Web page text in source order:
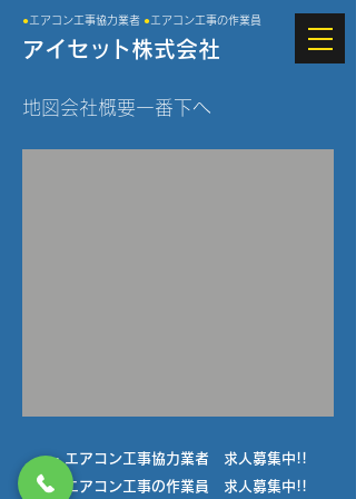
● エアコン工事協力業者 ● エアコン工事の作業員
アイセ ッ ト株式会社
​地図会社概要一番下へ
・エアコン工事協力業者 求人募集中!!
・エアコン工事の作業員 求人募集中!!